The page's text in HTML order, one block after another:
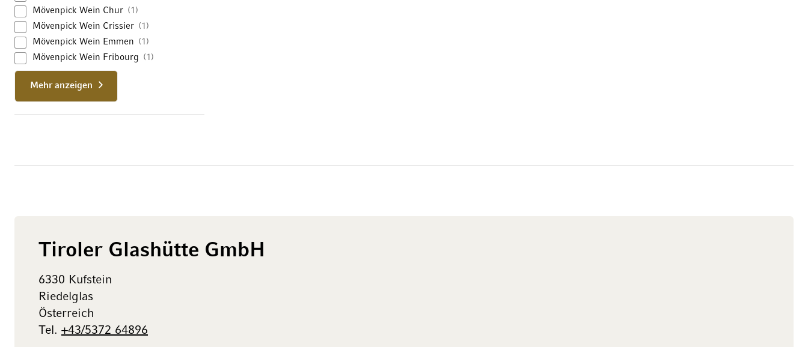
Mövenpick Wein Chur
1
Mövenpick Wein Crissier
1
Mövenpick Wein Emmen
1
Mövenpick Wein Fribourg
1
Mehr anzeigen
Tiroler Glashütte GmbH
6330 Kufstein
Riedelglas
Österreich
Tel. +43/5372 64896